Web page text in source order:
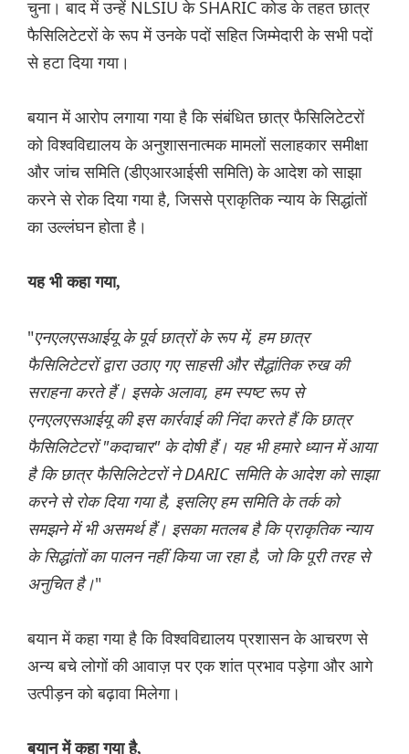
चुना। बाद में उन्हें NLSIU के SHARIC कोड के तहत छात्र
फैसिलिटेटरों के रूप में उनके पदों सहित जिम्मेदारी के सभी पदों
से हटा दिया गया।
बयान में आरोप लगाया गया है कि संबंधित छात्र फैसिलिटेटरों
को विश्वविद्यालय के अनुशासनात्मक मामलों सलाहकार समीक्षा
और जांच समिति (डीएआरआईसी समिति) के आदेश को साझा
करने से रोक दिया गया है, जिससे प्राकृतिक न्याय के सिद्धांतों
का उल्लंघन होता है।
यह भी कहा गया,
"एनएलएसआईयू के पूर्व छात्रों के रूप में, हम छात्र
फैसिलिटेटरों द्वारा उठाए गए साहसी और सैद्धांतिक रुख की
सराहना करते हैं। इसके अलावा, हम स्पष्ट रूप से
एनएलएसआईयू की इस कार्रवाई की निंदा करते हैं कि छात्र
फैसिलिटेटरों "कदाचार" के दोषी हैं। यह भी हमारे ध्यान में आया
है कि छात्र फैसिलिटेटरों ने DARIC समिति के आदेश को साझा
करने से रोक दिया गया है, इसलिए हम समिति के तर्क को
समझने में भी असमर्थ हैं। इसका मतलब है कि प्राकृतिक न्याय
के सिद्धांतों का पालन नहीं किया जा रहा है, जो कि पूरी तरह से
अनुचित है।"
बयान में कहा गया है कि विश्वविद्यालय प्रशासन के आचरण से
अन्य बचे लोगों की आवाज़ पर एक शांत प्रभाव पड़ेगा और आगे
उत्पीड़न को बढ़ावा मिलेगा।
बयान में कहा गया है,